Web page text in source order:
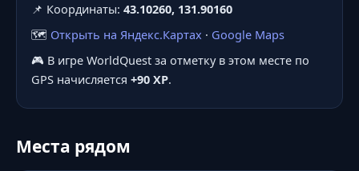
📌 Координаты: 43.10260, 131.90160
🗺️ Открыть на Яндекс.Картах · Google Maps
🎮 В игре WorldQuest за отметку в этом месте по
GPS начисляется +90 XP.
Места рядом